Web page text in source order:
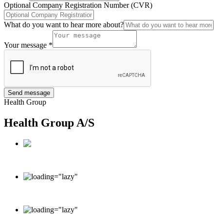
Optional Company Registration Number (CVR)
What do you want to hear more about?
Your message *
Send message
Health Group
Health Group A/S